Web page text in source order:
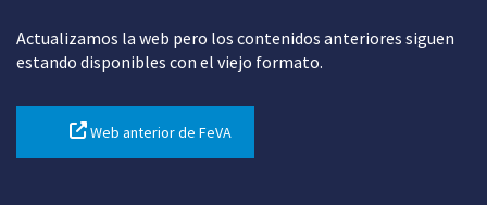
Actualizamos la web pero los contenidos anteriores siguen
estando disponibles con el viejo formato.
Web anterior de FeVA